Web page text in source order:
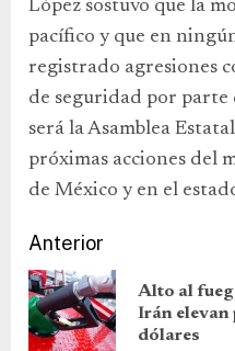
López sostuvo que la
pacífico y que en
registrado agresiones
de seguridad por
será la Asamblea
próximas acciones del
de México y en el
Anterior
Alto al
Irán elevan
dólares